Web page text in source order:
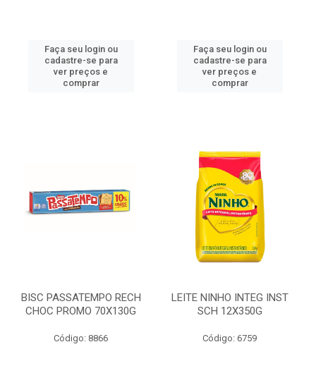
Faça seu login ou
cadastre-se para
ver preços e
comprar
Faça seu login ou
cadastre-se para
ver preços e
comprar
BISC PASSATEMPO RECH
CHOC PROMO 70X130G
Código: 8866
LEITE NINHO INTEG INST
SCH 12X350G
Código: 6759